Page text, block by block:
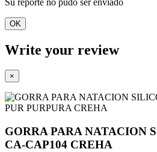
OK
Write your review
×
GORRA PARA NATACION
CA-CAP104 CREHA